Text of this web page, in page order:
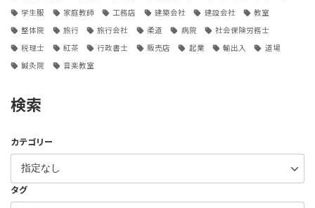
学生服 家庭教師 工務店 建築会社 建設会社 教室
整体院 旅行 旅行会社 柔道 病院 社会保険労務士
税理士 紅茶 行政書士 販売店 起業 輸出入 道場
鍼灸院 音楽教室
検索
カテゴリー
タグ